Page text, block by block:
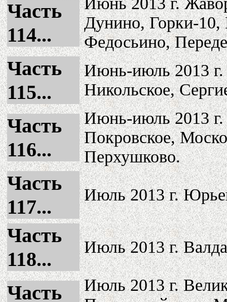
Часть
114...
Дунино, Горки-10,
Федосьино,
Часть
115...
Июнь-июль 2013 г.
Никольское,
Часть
116...
Июнь-июль 2013
Покровское,
Перхушково.
Часть
117...
Июль 2013 г.
Часть
118...
Июль 2013 г.
Часть
Июль 2013 г.